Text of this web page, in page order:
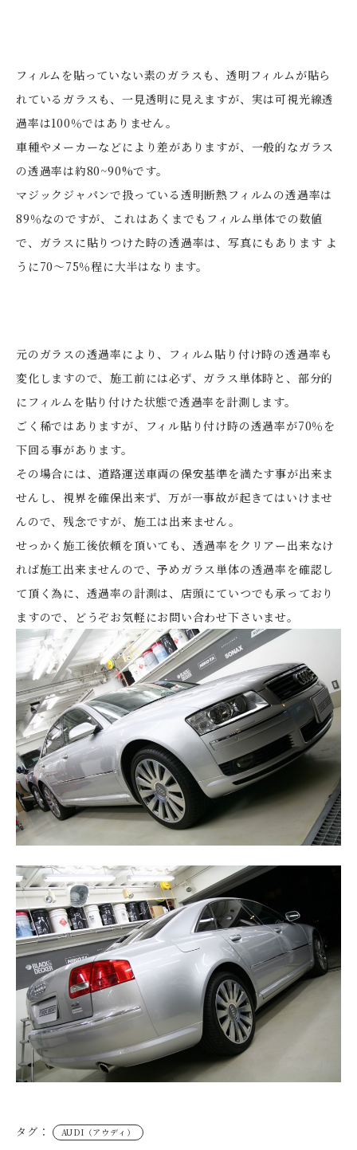
フィルムを貼っていない素のガラスも、透明フィルムが貼ら
れているガラスも、一見透明に見えますが、実は可視光線透
過率は100％ではありません。
車種やメーカーなどにより差がありますが、一般的なガラス
の透過率は約80~90%です。
マジックジャパンで扱っている透明断熱フィルムの透過率は
89％なのですが、これはあくまでもフィルム単体での数値
で、ガラスに貼りつけた時の透過率は、写真にもあります よ
うに70～75％程に大半はなります。
元のガラスの透過率により、フィルム貼り付け時の透過率も
変化しますので、施工前には必ず、ガラス単体時と、部分的
にフィルムを貼り付けた状態で透過率を計測します。
ごく稀ではありますが、フィル貼り付け時の透過率が70％を
下回る事があります。
その場合には、道路運送車両の保安基準を満たす事が出来ま
せんし、視界を確保出来ず、万が一事故が起きてはいけませ
んので、残念ですが、施工は出来ません。
せっかく施工後依頼を頂いても、透過率をクリアー出来なけ
れば施工出来ませんので、予めガラス単体の透過率を確認し
て頂く為に、透過率の計測は、店頭にていつでも承っており
ますので、どうぞお気軽にお問い合わせ下さいませ。
タグ： AUDI（アウディ）